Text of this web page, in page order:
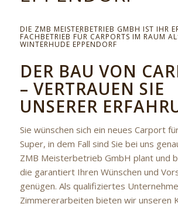
DIE ZMB MEISTERBETRIEB GMBH IST IHR
FACHBETRIEB FÜR CARPORTS IM RAUM
WINTERHUDE EPPENDORF
DER BAU VON
– VERTRAUEN SIE
UNSERER
Sie wünschen sich ein neues Carport
Super, in dem Fall sind Sie bei uns
ZMB Meisterbetrieb GmbH plant und
die garantiert Ihren Wünschen und
genügen. Als qualifiziertes
Zimmererarbeiten bieten wir unseren